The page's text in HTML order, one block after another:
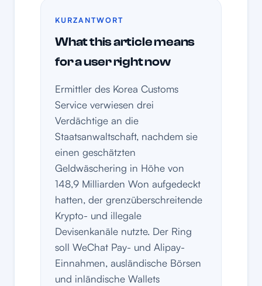
KURZANTWORT
What this article means
for a user right now
Ermittler des Korea Customs
Service verwiesen drei
Verdächtige an die
Staatsanwaltschaft, nachdem sie
einen geschätzten
Geldwäschering in Höhe von
148,9 Milliarden Won aufgedeckt
hatten, der grenzüberschreitende
Krypto- und illegale
Devisenkanäle nutzte. Der Ring
soll WeChat Pay- und Alipay-
Einnahmen, ausländische Börsen
und inländische Wallets